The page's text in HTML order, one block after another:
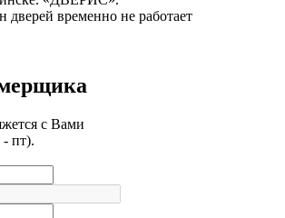
дверей временно не работает
с Вами
- пт).